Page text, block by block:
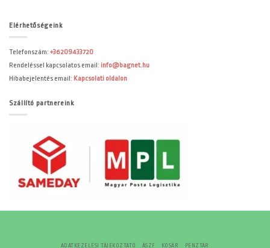
Elérhetőségeink
Telefonszám: +36209433720
Rendeléssel kapcsolatos email: info@bagnet.hu
Hibabejelentés email: Kapcsolati oldalon
Szállító partnereink
ADATKEZELÉSI TÁJÉKOZTATÓ ÁSZF KOSÁR PÉNZTÁR